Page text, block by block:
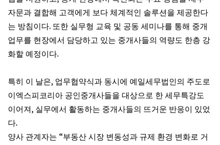
자문과 결합해 고객에게 보다 체계적인 솔루션을 제공한다
는 방침이다. 또한 실무형 교육 및 공동 세미나를 통해 중개
업무를 현장에서 담당하고 있는 중개사들의 역량도 한층 강
화할 예정이다.
특히 이 날은, 업무협약식과 동시에 예일세무법인의 주도로
이엑스피코리아 공인중개사들을 대상으로 한 세무특강도
이어져, 실무에서 활동하는 중개사들의 뜨거운 반응이 있었
다.
양사 관계자는 “부동산 시장 변동성과 규제 환경 변화로 거